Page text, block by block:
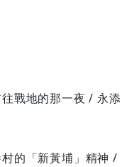
戰地的那一夜 / 永添
的「新黃埔」精神 /